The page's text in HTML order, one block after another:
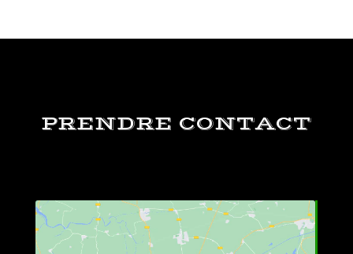
PRENDRE CONTACT